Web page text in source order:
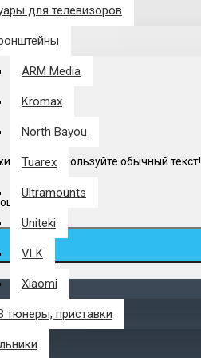
для телевизоров
ARM Media
Kromax
North Bayou
Tuarex
Ultramounts
Uniteki
VLK
Xiaomi
тюнеры, приставки
Используйте обычный текст!